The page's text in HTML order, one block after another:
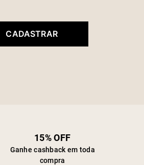
CADASTRAR
15% OFF
Ganhe cashback em toda
compra